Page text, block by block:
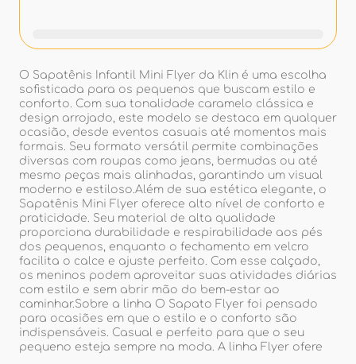
O Sapatênis Infantil Mini Flyer da Klin é uma escolha
sofisticada para os pequenos que buscam estilo e
conforto. Com sua tonalidade caramelo clássica e
design arrojado, este modelo se destaca em qualquer
ocasião, desde eventos casuais até momentos mais
formais. Seu formato versátil permite combinações
diversas com roupas como jeans, bermudas ou até
mesmo peças mais alinhadas, garantindo um visual
moderno e estiloso.Além de sua estética elegante, o
Sapatênis Mini Flyer oferece alto nível de conforto e
praticidade. Seu material de alta qualidade
proporciona durabilidade e respirabilidade aos pés
dos pequenos, enquanto o fechamento em velcro
facilita o calce e ajuste perfeito. Com esse calçado,
os meninos podem aproveitar suas atividades diárias
com estilo e sem abrir mão do bem-estar ao
caminhar.Sobre a linha O Sapato Flyer foi pensado
para ocasiões em que o estilo e o conforto são
indispensáveis. Casual e perfeito para que o seu
pequeno esteja sempre na moda. A linha Flyer ofere